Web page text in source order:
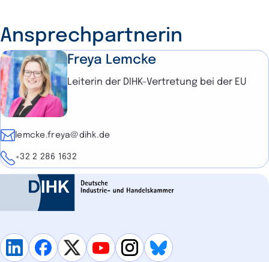
Ansprechpartnerin
Freya Lemcke
Leiterin der DIHK-Vertretung bei der EU
E-Maillemcke.freya@dihk.de
Telefon
+32 2 286 1632